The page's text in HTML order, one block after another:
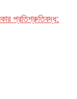
প্রতিশ্রুতিবদ্ধ: